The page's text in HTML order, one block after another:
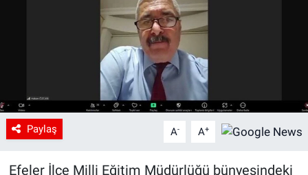
Paylaş A- A+
Efeler İlçe Milli Eğitim Müdürlüğü bünyesindeki